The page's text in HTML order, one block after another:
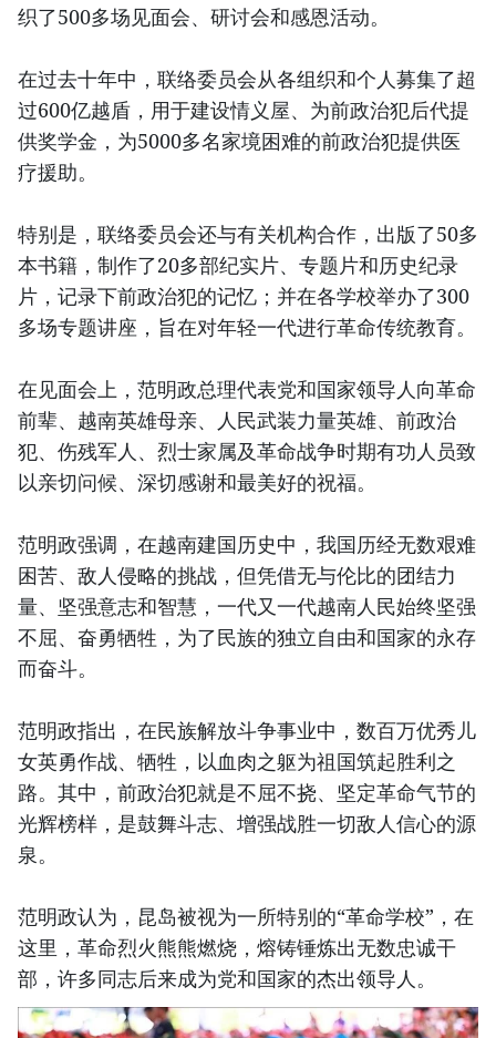
织了500多场见面会、研讨会和感恩活动。
在过去十年中，联络委员会从各组织和个人募集了超
过600亿越盾，用于建设情义屋、为前政治犯后代提
供奖学金，为5000多名家境困难的前政治犯提供医
疗援助。
特别是，联络委员会还与有关机构合作，出版了50多
本书籍，制作了20多部纪实片、专题片和历史纪录
片，记录下前政治犯的记忆；并在各学校举办了300
多场专题讲座，旨在对年轻一代进行革命传统教育。
在见面会上，范明政总理代表党和国家领导人向革命
前辈、越南英雄母亲、人民武装力量英雄、前政治
犯、伤残军人、烈士家属及革命战争时期有功人员致
以亲切问候、深切感谢和最美好的祝福。
范明政强调，在越南建国历史中，我国历经无数艰难
困苦、敌人侵略的挑战，但凭借无与伦比的团结力
量、坚强意志和智慧，一代又一代越南人民始终坚强
不屈、奋勇牺牲，为了民族的独立自由和国家的永存
而奋斗。
范明政指出，在民族解放斗争事业中，数百万优秀儿
女英勇作战、牺牲，以血肉之躯为祖国筑起胜利之
路。其中，前政治犯就是不屈不挠、坚定革命气节的
光辉榜样，是鼓舞斗志、增强战胜一切敌人信心的源
泉。
范明政认为，昆岛被视为一所特别的“革命学校”，在
这里，革命烈火熊熊燃烧，熔铸锤炼出无数忠诚干
部，许多同志后来成为党和国家的杰出领导人。